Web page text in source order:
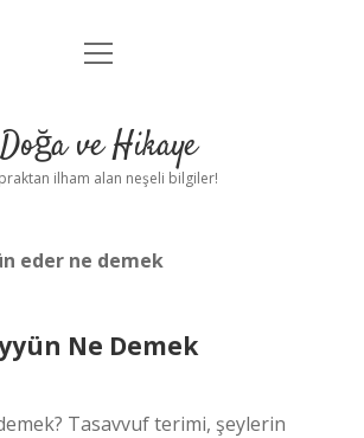
Anasayfa
Yasal Uyarı
menüyü
Doğa ve Hikaye
ilham alan neşeli bilgiler!
eder ne demek
Ne Demek
Tasavvuf terimi, şeylerin